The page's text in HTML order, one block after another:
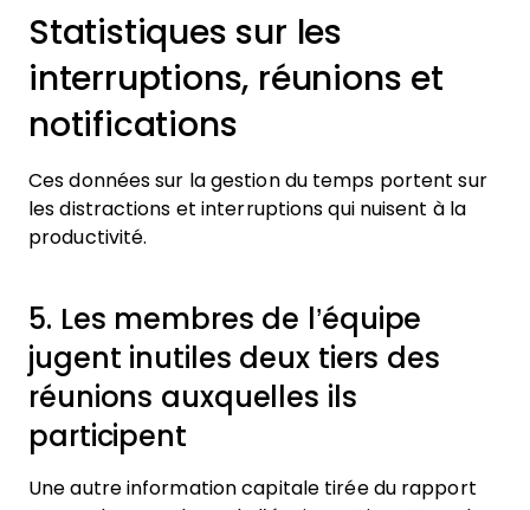
Statistiques sur les
interruptions, réunions et
notifications
Ces données sur la gestion du temps portent sur
les distractions et interruptions qui nuisent à la
productivité.
5. Les membres de l’équipe
jugent inutiles deux tiers des
réunions auxquelles ils
participent
Une autre information capitale tirée du rapport